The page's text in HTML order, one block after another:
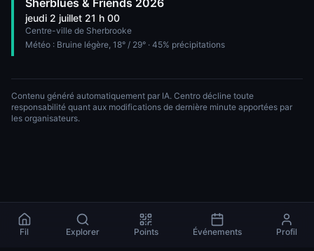
Sherblues & Friends 2026
jeudi 2 juillet 21 h 00
Centre-ville de Sherbrooke
Météo : Bruine légère, 18° / 29° · 45% précipitations
Contenu généré automatiquement par IA. Centro décline toute
responsabilité quant aux modifications de dernière minute apportées par
les organisateurs.
Fil Explorer Points Événements Profil